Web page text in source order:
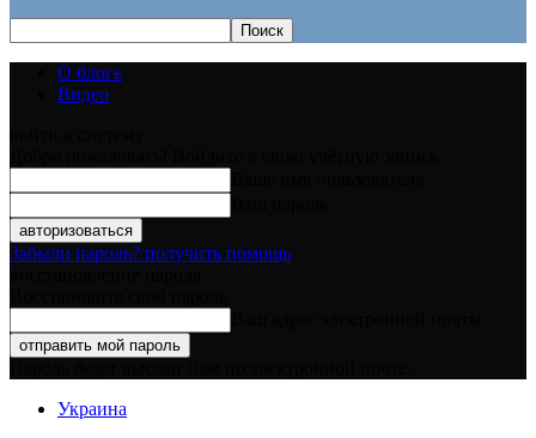
О блоге
Видео
Забыли пароль? получить помощь
Украина